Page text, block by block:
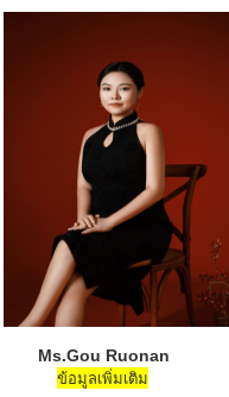
Ms.Gou
ข้อมูลเพิ่มเติม